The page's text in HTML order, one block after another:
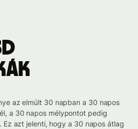
az elmúlt 30 napban a 30 napos
a 30 napos mélypontot pedig
azt jelenti, hogy a 30 napos átlag